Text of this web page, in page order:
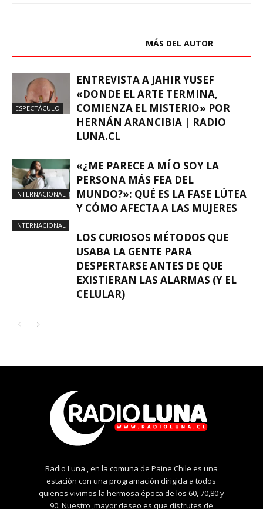
MÁS DEL AUTOR
ESPECTÁCULO
ENTREVISTA A JAHIR YUSEF
«DONDE EL ARTE TERMINA,
COMIENZA EL MISTERIO» POR
HERNÁN ARANCIBIA | RADIO
LUNA.CL
INTERNACIONAL
«¿ME PARECE A MÍ O SOY LA
PERSONA MÁS FEA DEL
MUNDO?»: QUÉ ES LA FASE LÚTEA
Y CÓMO AFECTA A LAS MUJERES
INTERNACIONAL
LOS CURIOSOS MÉTODOS QUE
USABA LA GENTE PARA
DESPERTARSE ANTES DE QUE
EXISTIERAN LAS ALARMAS (Y EL
CELULAR)
Radio Luna , en la comuna de Paine Chile es una
estación con una programación dirigida a todos
quienes vivimos la hermosa época de los 60, 70,80 y
90. Nuestro ,mayor deseo es que disfrutes de